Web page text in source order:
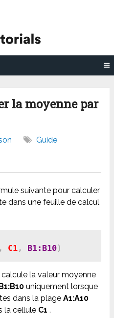
la moyenne par
Guide
suivante pour calculer
dans une feuille de calcul
, C1 , B1:B10
la valeur moyenne
uniquement lorsque
dans la plageA1:A10
la cellule C1 .